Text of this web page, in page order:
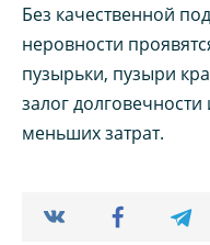
Без качественной
неровности
пузырьки, пузыри
залог
меньших затрат.